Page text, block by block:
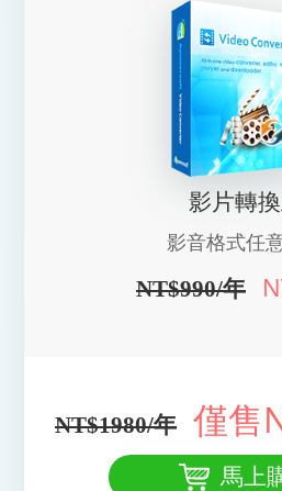
影片轉
影音格式任
NT$990/年
NT$1980/年 僅售
馬上